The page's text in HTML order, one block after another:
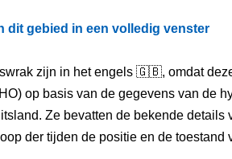
dit gebied in een volledig venster
zijn in het engels 🇬🇧, omdat
op basis van de gegevens van de
Ze bevatten de bekende details
der tijden de positie en de toestand